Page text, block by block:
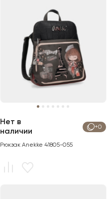
+0
Нет в
наличии
Рюкзак Anekke 41805-055